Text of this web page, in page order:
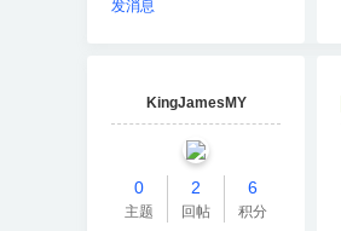
发消息
KingJamesMY
0
主题
2
回帖
6
积分